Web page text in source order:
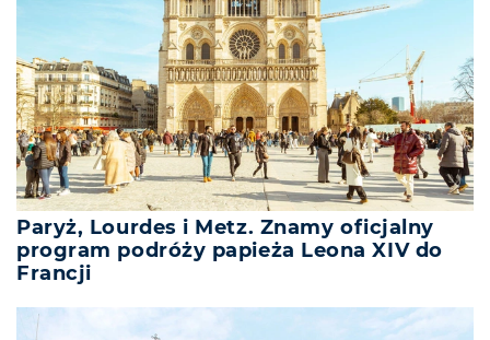
Paryż, Lourdes i Metz. Znamy oficjalny
program podróży papieża Leona XIV do
Francji